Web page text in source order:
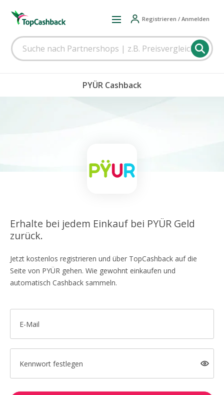
Registrieren / Anmelden
PYÜR Cashback
Erhalte bei jedem Einkauf bei PYÜR Geld
zurück.
Jetzt kostenlos registrieren und über TopCashback auf die
Seite von PYÜR gehen. Wie gewohnt einkaufen und
automatisch Cashback sammeln.
E-Mail
Kennwort festlegen